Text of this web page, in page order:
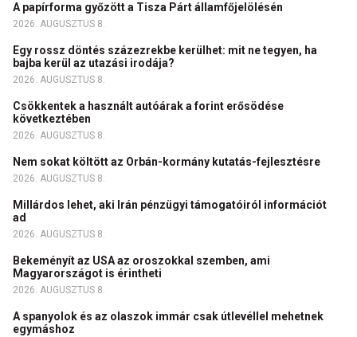
A papírforma győzött a Tisza Párt államfőjelölésén
2026. AUGUSZTUS 8.
Egy rossz döntés százezrekbe kerülhet: mit ne tegyen, ha
bajba kerül az utazási irodája?
2026. AUGUSZTUS 8.
Csökkentek a használt autóárak a forint erősödése
következtében
2026. AUGUSZTUS 8.
Nem sokat költött az Orbán-kormány kutatás-fejlesztésre
2026. AUGUSZTUS 8.
Millárdos lehet, aki Irán pénzügyi támogatóiról információt
ad
2026. AUGUSZTUS 8.
Bekeményít az USA az oroszokkal szemben, ami
Magyarországot is érintheti
2026. AUGUSZTUS 8.
A spanyolok és az olaszok immár csak útlevéllel mehetnek
egymáshoz